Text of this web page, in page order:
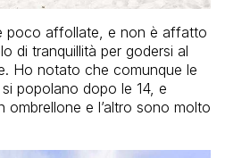
poco affollate, e non è affatto
di tranquillità per godersi al
Ho notato che comunque le
popolano dopo le 14, e
ombrellone e l’altro sono molto